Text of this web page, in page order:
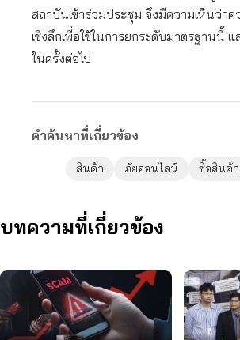
สถาบันเข้าร่วมประชุม จึงมีความเห็นว่า
เชิงลึกเพื่อใช้ในการยกระดับมาตรฐานนี้
ในครั้งต่อไป
คำค้นหาที่เกี่ยวข้อง
สินค้า ภัยออนไลน์ ซื้อสินค้
บทความที่เกี่ยวข้อง